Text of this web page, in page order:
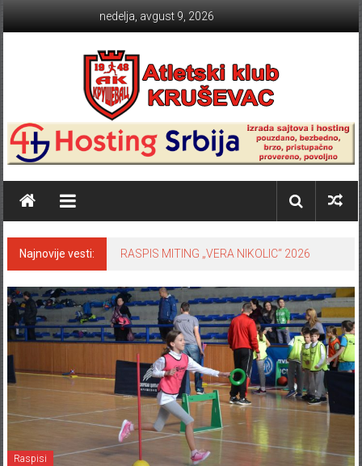
nedelja, avgust 9, 2026
Atletski klub KRUŠEVAC
Najnovije vesti: RASPIS MITING „VERA NIKOLIC“ 2026
Raspisi